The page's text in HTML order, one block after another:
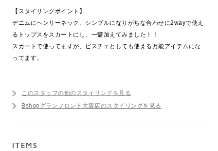
【スタイリングポイント】
デニムにヘンリーネック、シンプルになりがちな合わせに2wayで使え
るトップスをスカートにし、一癖加えてみました！！
スカートで使ってますが、ビスチェとしても使える万能アイテムにな
ってます。
このスタッフの他のスタイリングを見る
Bshopグランフロント大阪店のスタイリングを見る
ITEMS